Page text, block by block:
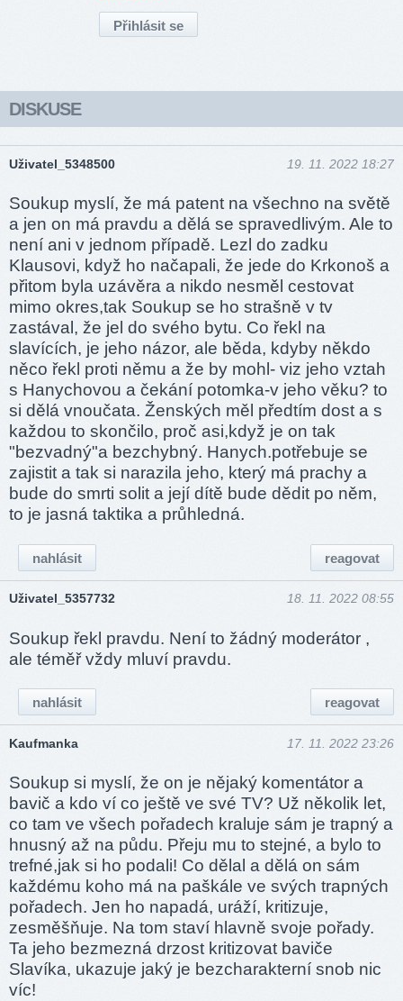
DISKUSE
Uživatel_5348500 19. 11. 2022 18:27
Soukup myslí, že má patent na všechno na světě
a jen on má pravdu a dělá se spravedlivým. Ale to
není ani v jednom případě. Lezl do zadku
Klausovi, když ho načapali, že jede do Krkonoš a
přitom byla uzávěra a nikdo nesměl cestovat
mimo okres,tak Soukup se ho strašně v tv
zastával, že jel do svého bytu. Co řekl na
slavících, je jeho názor, ale běda, kdyby někdo
něco řekl proti němu a že by mohl- viz jeho vztah
s Hanychovou a čekání potomka-v jeho věku? to
si dělá vnoučata. Ženských měl předtím dost a s
každou to skončilo, proč asi,když je on tak
"bezvadný"a bezchybný. Hanych.potřebuje se
zajistit a tak si narazila jeho, který má prachy a
bude do smrti solit a její dítě bude dědit po něm,
to je jasná taktika a průhledná.
reagovat
nahlásit
Uživatel_5357732 18. 11. 2022 08:55
Soukup řekl pravdu. Není to žádný moderátor ,
ale téměř vždy mluví pravdu.
reagovat
nahlásit
Kaufmanka 17. 11. 2022 23:26
Soukup si myslí, že on je nějaký komentátor a
bavič a kdo ví co ještě ve své TV? Už několik let,
co tam ve všech pořadech kraluje sám je trapný a
hnusný až na půdu. Přeju mu to stejné, a bylo to
trefné,jak si ho podali! Co dělal a dělá on sám
každému koho má na paškále ve svých trapných
pořadech. Jen ho napadá, uráží, kritizuje,
zesměšňuje. Na tom staví hlavně svoje pořady.
Ta jeho bezmezná drzost kritizovat baviče
Slavíka, ukazuje jaký je bezcharakterní snob nic
víc!